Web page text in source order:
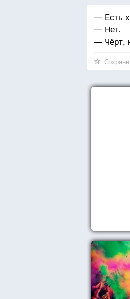
— Есть
— Нет.
— Чёрт,